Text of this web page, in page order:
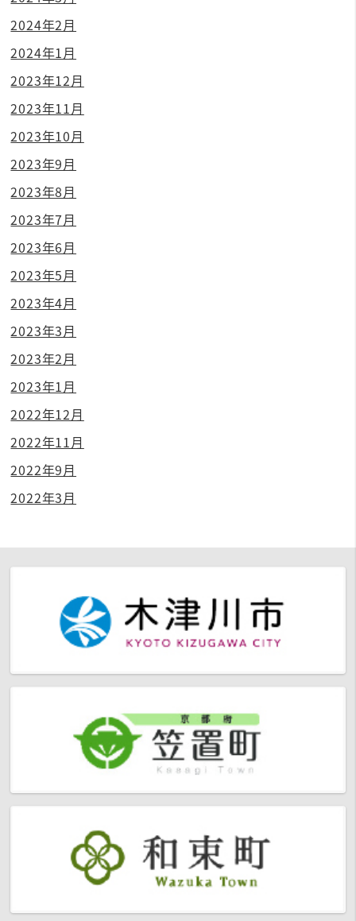
2024年2月
2024年1月
2023年12月
2023年11月
2023年10月
2023年9月
2023年8月
2023年7月
2023年6月
2023年5月
2023年4月
2023年3月
2023年2月
2023年1月
2022年12月
2022年11月
2022年9月
2022年3月